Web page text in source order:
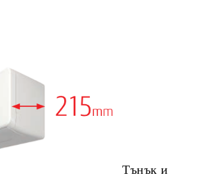
Тънък и